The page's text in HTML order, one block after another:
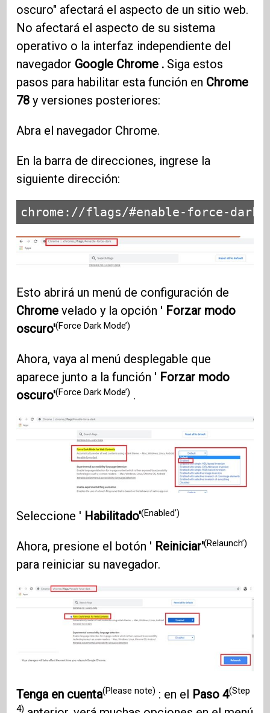
oscuro" afectará el aspecto de un sitio web.
No afectará el aspecto de su sistema
operativo o la interfaz independiente del
navegador Google Chrome . Siga estos
pasos para habilitar esta función en Chrome
78 y versiones posteriores:
Abra el navegador Chrome.
En la barra de direcciones, ingrese la
siguiente dirección:
chrome://flags/#enable-force-dark
Esto abrirá un menú de configuración de
Chrome velado y la opción ' Forzar modo
oscuro'(Force Dark Mode’)
Ahora, vaya al menú desplegable que
aparece junto a la función ' Forzar modo
oscuro'(Force Dark Mode’) .
Seleccione ' Habilitado'(Enabled’)
Ahora, presione el botón ' Reiniciar'(Relaunch’)
para reiniciar su navegador.
Tenga en cuenta(Please note) : en el Paso 4(Step
4)